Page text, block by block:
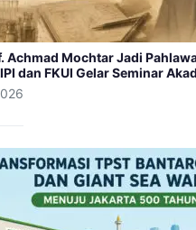
Achmad Mochtar Jadi
dan FKUI Gelar Seminar